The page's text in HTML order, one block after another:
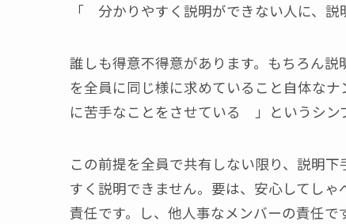
「 分かりやすく説明ができない人に、
誰しも得意不得意があります。もちろん
を全員に同じ様に求めていること自体な
に苦手なことをさせている 」というシン
この前提を全員で共有しない限り、説明
すく説明できません。要は、安心してし
責任です。し、他人事なメンバーの責任で